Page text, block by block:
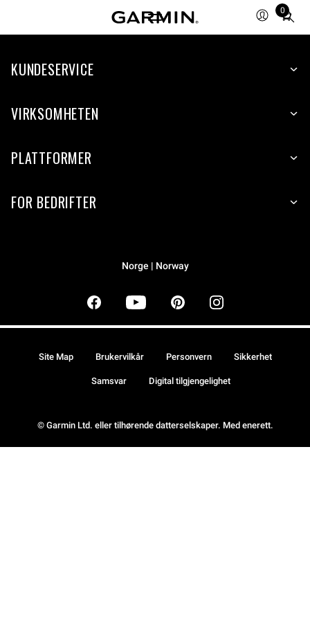
0
Total
items
cart:
KUNDESERVICE
VIRKSOMHETEN
PLATTFORMER
FOR BEDRIFTER
Norge | Norway
© Garmin Ltd. eller tilhørende datterselskaper. Med enerett.
Site Map Brukervilkår Personvern Sikkerhet
Samsvar Digital tilgjengelighet